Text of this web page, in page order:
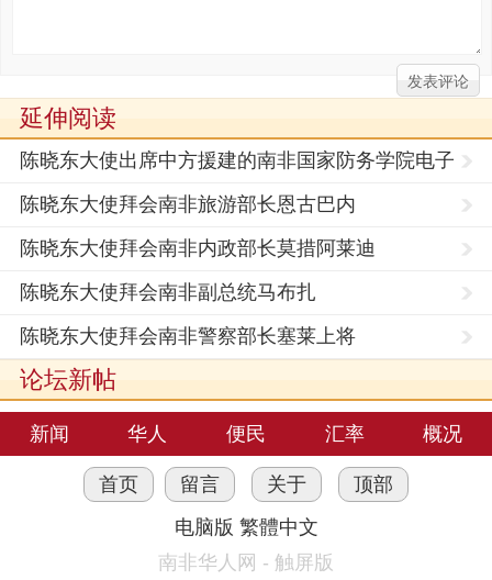
延伸阅读
陈晓东大使出席中方援建的南非国家防务学院电子
阅览室
陈晓东大使拜会南非旅游部长恩古巴内
陈晓东大使拜会南非内政部长莫措阿莱迪
陈晓东大使拜会南非副总统马布扎
陈晓东大使拜会南非警察部长塞莱上将
论坛新帖
新闻 华人 便民 汇率 概况
首页 留言 关于
顶部
电脑版 繁體中文
南非华人网 - 触屏版